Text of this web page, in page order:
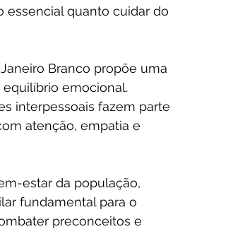
essencial quanto cuidar do
Branco propõe uma
emocional.
interpessoais fazem parte
atenção, empatia e
estar da população,
fundamental para o
preconceitos e